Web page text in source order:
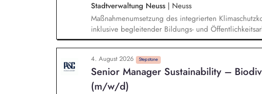
Stadtverwaltung Neuss | Neuss
Maßnahmenumsetzung des integrierten
inklusive begleitender Bildungs- und
Monitoring und Berichterstattung zu den ca. 60
weiterer Anlageninstallationen. Prüfung, Planung
Sharing und/oder Strombilanzkreismodellen.
Durchführung von Förderprojekten in den Bereichen
energiesparendes Bauen und Sanieren.
4. August 2026 Stepstone
Senior Manager Sustainability –
(m/w/d)